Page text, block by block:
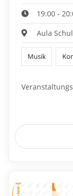
19:00 -
Aula
Musik